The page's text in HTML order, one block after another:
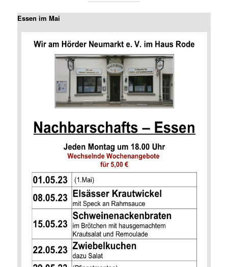
Essen im Mai